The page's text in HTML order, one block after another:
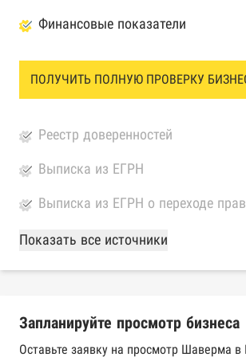
Финансовые показатели
ПОЛУЧИТЬ ПОЛНУЮ ПРОВЕРКУ
Реестр доверенностей
Выписка из ЕГРН
Выписка из ЕГРН о переходе прав
База Росстата
Реестры ЕГРЮЛ и ЕГРИП
Реестр государственных
Федерального казначейства
Показать все источники
Запланируйте просмотр бизнеса
Оставьте заявку на просмотр Шаверма